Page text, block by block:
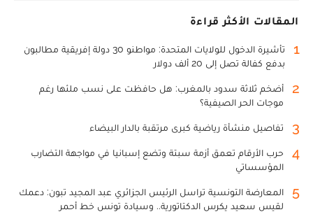
المقالات الأكثر قراءة
1
تأشيرة الدخول للولايات المتحدة: مواطنو 30 دولة إفريقية مطالبون
بدفع كفالة تصل إلى 20 ألف دولار
2
أضخم ثلاثة سدود بالمغرب: هل حافظت على نسب ملئها رغم
موجات الحر الصيفية؟
3 تفاصيل منشأة رياضية كبرى مرتقبة بالدار البيضاء
4
حرب الأرقام تعمق أزمة سبتة وتضع إسبانيا في مواجهة التضارب
المؤسساتي
5
المعارضة التونسية تراسل الرئيس الجزائري عبد المجيد تبون: دعمك
لقيس سعيد يكرس الدكتاتورية.. وسيادة تونس خط أحمر